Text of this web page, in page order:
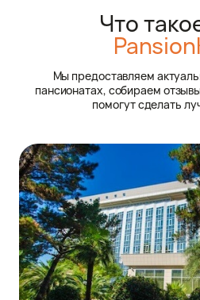
Что
Мы предоставляем
пансионатах, собираем
помогут сделать